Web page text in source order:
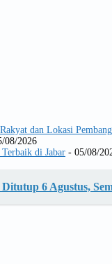
dan Lokasi
08/2026
di Jabar - 05/08/
6 Agustus,